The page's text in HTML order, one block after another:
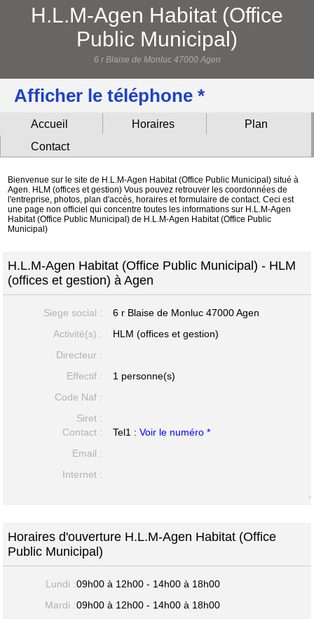
H.L.M-Agen Habitat (Office
Public Municipal)
6 r Blaise de Monluc 47000 Agen
Afficher le téléphone *
Accueil Horaires
Plan
Contact
Bienvenue sur le site de H.L.M-Agen Habitat (Office Public Municipal) situé à
Agen. HLM (offices et gestion) Vous pouvez retrouver les coordonnées de
l'entreprise, photos, plan d'accès, horaires et formulaire de contact. Ceci est
une page non officiel qui concentre toutes les informations sur H.L.M-Agen
Habitat (Office Public Municipal) de H.L.M-Agen Habitat (Office Public
Municipal)
H.L.M-Agen Habitat (Office Public Municipal) - HLM
(offices et gestion) à Agen
Siege social : 6 r Blaise de Monluc47000 Agen
Activité(s) :
HLM (offices et gestion)
Directeur :
Effectif :
1 personne(s)
Code Naf :
Siret :
Contact :
Tel1 :Voir le numéro *
Email :
Internet :
-
Horaires d'ouverture H.L.M-Agen Habitat (Office
Public Municipal)
Lundi :09h00 à 12h00 - 14h00 à 18h00
Mardi :09h00 à 12h00 - 14h00 à 18h00